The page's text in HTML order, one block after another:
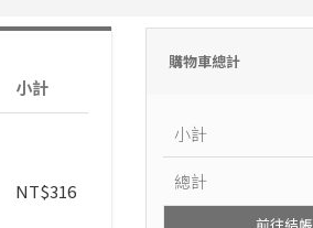
小計
NT$316
購物車總計
小計
總計